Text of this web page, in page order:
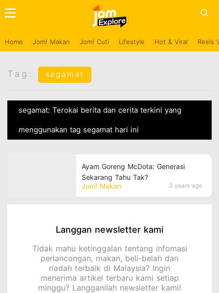
Home Jom! Makan Jom! Cuti Lifestyle Hot & Viral Reels
Tag: segamat
segamat: Terokai berita dan cerita terkini yang
menggunakan tag segamat hari ini
Jom! Makan 3 years ago
Ayam Goreng McDota: Generasi
Sekarang Tahu Tak?
Langgan newsletter kami
Tidak mahu ketinggalan tentang infomasi
perlancongan, makan, beli-belah dan
riadah terbaik di Malaysia? Ingin
menerima artikel terbaru kami setiap
minggu? Langganilah newsletter kami!